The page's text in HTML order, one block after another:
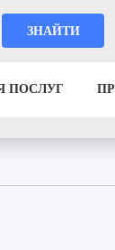
ЗНАЙТИ
ПОСЛУГ